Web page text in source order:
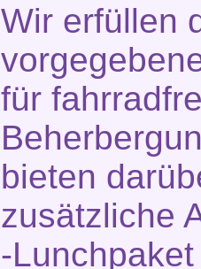
Wir erfüllen
für
bieten
zusätzliche
-